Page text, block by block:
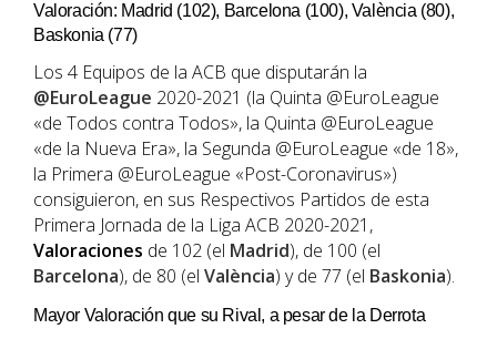
Valoración: Madrid (102), Barcelona (100), València (80),
Baskonia (77)
Los 4 Equipos de la ACB que disputarán la
@EuroLeague 2020-2021 (la Quinta @EuroLeague
«de Todos contra Todos», la Quinta @EuroLeague
«de la Nueva Era», la Segunda @EuroLeague «de 18»,
la Primera @EuroLeague «Post-Coronavirus»)
consiguieron, en sus Respectivos Partidos de esta
Primera Jornada de la Liga ACB 2020-2021,
Valoraciones de 102 (el Madrid), de 100 (el
Barcelona), de 80 (el València) y de 77 (el Baskonia).
Mayor Valoración que su Rival, a pesar de la Derrota